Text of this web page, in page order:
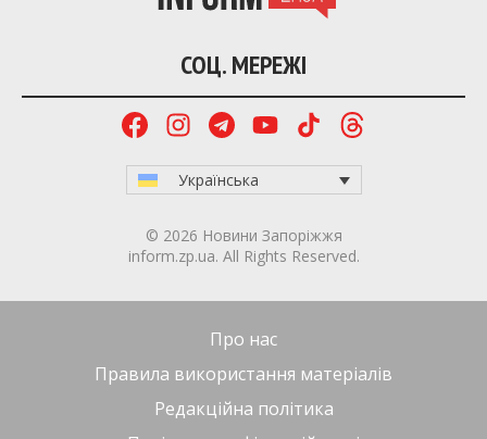
СОЦ. МЕРЕЖІ
Українська
© 2026 Новини Запоріжжя
inform.zp.ua. All Rights Reserved.
Про нас
Правила використання матеріалів
Редакційна політика